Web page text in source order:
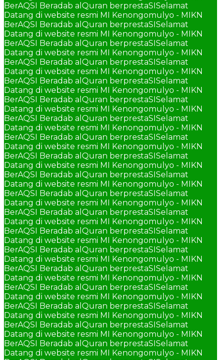
BerAQSI Beradab alQuran berprestaSISelamat
Datang di website resmi MI Kenongomulyo - MIKN
BerAQSI Beradab alQuran berprestaSISelamat
Datang di website resmi MI Kenongomulyo - MIKN
BerAQSI Beradab alQuran berprestaSISelamat
Datang di website resmi MI Kenongomulyo - MIKN
BerAQSI Beradab alQuran berprestaSISelamat
Datang di website resmi MI Kenongomulyo - MIKN
BerAQSI Beradab alQuran berprestaSISelamat
Datang di website resmi MI Kenongomulyo - MIKN
BerAQSI Beradab alQuran berprestaSISelamat
Datang di website resmi MI Kenongomulyo - MIKN
BerAQSI Beradab alQuran berprestaSISelamat
Datang di website resmi MI Kenongomulyo - MIKN
BerAQSI Beradab alQuran berprestaSISelamat
Datang di website resmi MI Kenongomulyo - MIKN
BerAQSI Beradab alQuran berprestaSISelamat
Datang di website resmi MI Kenongomulyo - MIKN
BerAQSI Beradab alQuran berprestaSISelamat
Datang di website resmi MI Kenongomulyo - MIKN
BerAQSI Beradab alQuran berprestaSISelamat
Datang di website resmi MI Kenongomulyo - MIKN
BerAQSI Beradab alQuran berprestaSISelamat
Datang di website resmi MI Kenongomulyo - MIKN
BerAQSI Beradab alQuran berprestaSISelamat
Datang di website resmi MI Kenongomulyo - MIKN
BerAQSI Beradab alQuran berprestaSISelamat
Datang di website resmi MI Kenongomulyo - MIKN
BerAQSI Beradab alQuran berprestaSISelamat
Datang di website resmi MI Kenongomulyo - MIKN
BerAQSI Beradab alQuran berprestaSISelamat
Datang di website resmi MI Kenongomulyo - MIKN
BerAQSI Beradab alQuran berprestaSISelamat
Datang di website resmi MI Kenongomulyo - MIKN
BerAQSI Beradab alQuran berprestaSISelamat
Datang di website resmi MI Kenongomulyo - MIKN
BerAQSI Beradab alQuran berprestaSISelamat
Datang di website resmi MI Kenongomulyo - MIKN